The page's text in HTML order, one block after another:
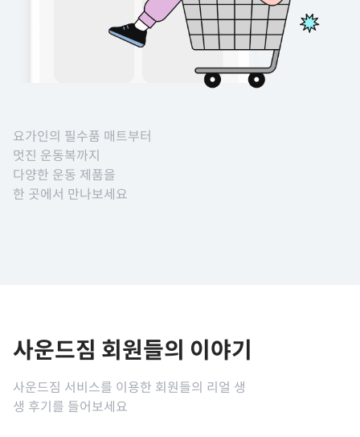
요가인의 필수품 매트부터
멋진 운동복까지
다양한 운동 제품을
한 곳에서 만나보세요
사운드짐 회원들의 이야기
사운드짐 서비스를 이용한 회원들의 리얼 생
생 후기를 들어보세요